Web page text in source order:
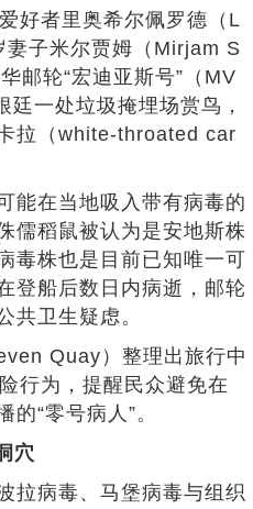
好者里奥希尔佩罗德（L
子米尔贾姆（Mirjam S
邮轮“宏迪亚斯号”（MV
一处垃圾掩埋场赏鸟，
拉（white-throated car
能在当地吸入带有病毒的
儒稻鼠被认为是安地斯株
毒株也是目前已知唯一可
登船后数日内病逝，邮轮
共卫生疑虑。
Quay）整理出旅行中
行为，提醒民众避免在
“零号病人”。
穴
拉病毒、马堡病毒与组织